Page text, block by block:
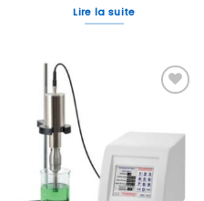
Lire la suite
Ajouter
à la liste
d’envies